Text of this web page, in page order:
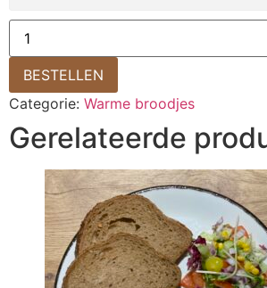
BESTELLEN
Categorie: Warme broodjes
Gerelateerde